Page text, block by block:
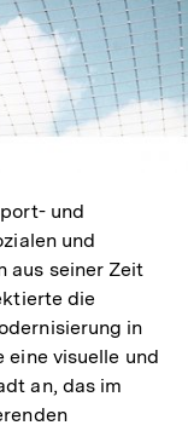
und
und
aus seiner Zeit
die
in
eine visuelle und
an, das im